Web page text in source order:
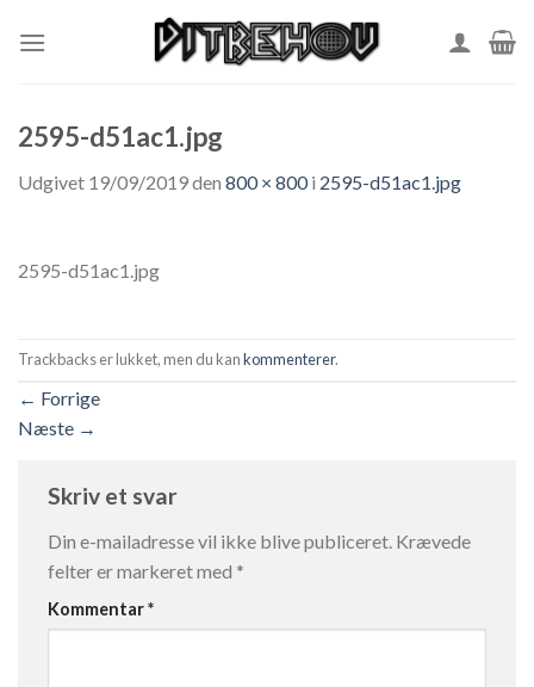
2595-d51ac1.jpg
Udgivet 19/09/2019den 800 × 800i 2595-d51ac1.jpg
2595-d51ac1.jpg
Trackbacks er lukket, men du kankommenterer.
← Forrige
Næste →
Skriv et svar
Din e-mailadresse vil ikke blive publiceret. Krævede
felter er markeret med *
Kommentar*